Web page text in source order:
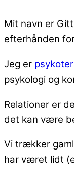
Mit navn er
efterhånden
Jeg er
psykologi og
Relationer er
det kan være
Vi trækker
har været lidt